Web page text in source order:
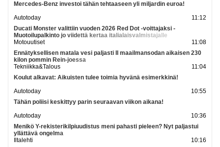
Mercedes-Benz investoi tähän tehtaaseen yli miljardin euroa!
Autotoday
11:12
Ducati Monster valittiin vuoden 2026 Red Dot -voittajaksi -
Muotoilupalkinto jo viidettä kertaa italialaisvalmistajalle
Motouutiset
11:08
Ennätyksellisen matala vesi paljasti II maailmansodan aikaisen 230
kilon pommin Rein-joessa
Tekniikka&Talous
11:04
Koulut alkavat: Aikuisten tulee toimia hyvänä esimerkkinä!
Autotoday
10:55
Tähän poliisi keskittyy parin seuraavan viikon aikana!
Autotoday
10:36
Menikö Y-rekisterikilpiuudistus meni pahasti pieleen? Nyt paljastui
yllättävä ongelma
Iltalehti
10:16